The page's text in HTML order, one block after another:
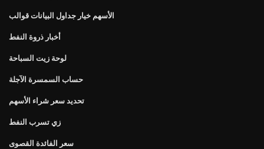
الأسهم خيار جداول البيانات قوالب
أخبار ذروة النفط
لوحة زيت السباحة
حساب السمسرة الآجلة
تحديد سعر شراء الأسهم
زي تسرب النفط
سعر الفائدة القصوى